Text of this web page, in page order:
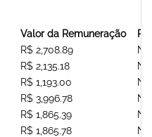
Valor da Remuneração
R$ 2,708.89
R$ 2,135.18
R$ 1,193.00
R$ 3,996.78
R$ 1,865.39
R$ 1,865.78